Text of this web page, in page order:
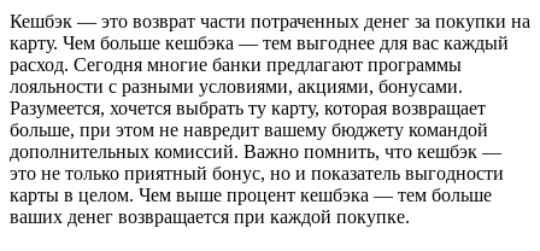
Кешбэк — это возврат части потраченных денег за покупки на
карту. Чем больше кешбэка — тем выгоднее для вас каждый
расход. Сегодня многие банки предлагают программы
лояльности с разными условиями, акциями, бонусами.
Разумеется, хочется выбрать ту карту, которая возвращает
больше, при этом не навредит вашему бюджету командой
дополнительных комиссий. Важно помнить, что кешбэк —
это не только приятный бонус, но и показатель выгодности
карты в целом. Чем выше процент кешбэка — тем больше
ваших денег возвращается при каждой покупке.